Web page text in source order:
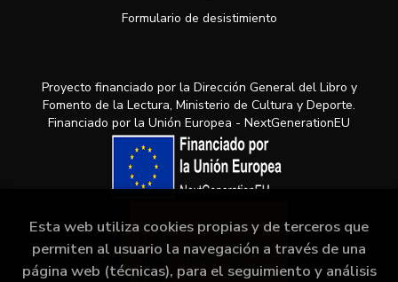
Formulario de desistimiento
Proyecto financiado por la Dirección General del Libro y
Fomento de la Lectura, Ministerio de Cultura y Deporte.
Financiado por la Unión Europea - NextGenerationEU
Esta web utiliza cookies propias y de terceros que
permiten al usuario la navegación a través de una
página web (técnicas), para el seguimiento y análisis